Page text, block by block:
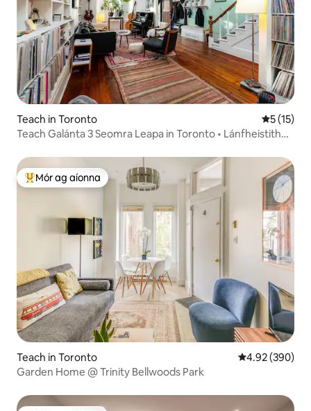
Teach in Toronto
5 (15)
Teach Galánta 3 Seomra Leapa in Toronto • Lánfheistithe
An-mhór ag aíonna
Mór ag aíonna
Teach in Toronto Meánrátáil
4.92 (390)
Garden Home @ Trinity Bellwoods Park